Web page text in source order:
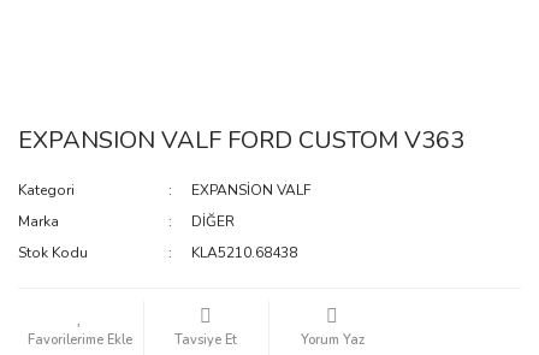
EXPANSION VALF FORD CUSTOM V363
Kategori
EXPANSİON VALF
Marka
DİĞER
Stok Kodu
KLA5210.68438
Tavsiye Et Yorum Yaz